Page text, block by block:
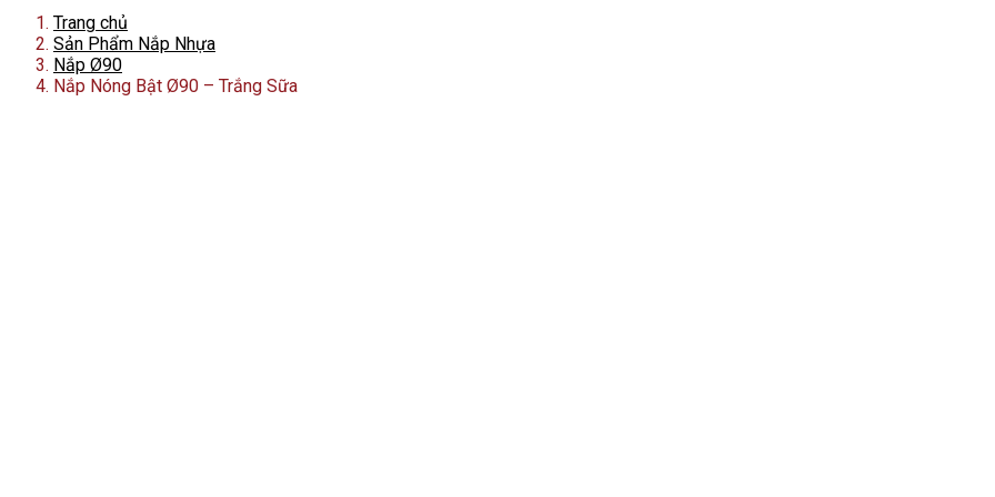
Trang chủ
Sản Phẩm Nắp Nhựa
Nắp Ø90
Nắp Nóng Bật Ø90 – Trắng Sữa